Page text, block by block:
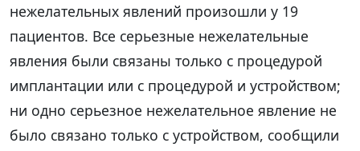
нежелательных явлений произошли у 19
пациентов. Все серьезные нежелательные
явления были связаны только с процедурой
имплантации или с процедурой и устройством;
ни одно серьезное нежелательное явление не
было связано только с устройством, сообщили